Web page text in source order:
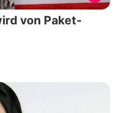
von Paket-